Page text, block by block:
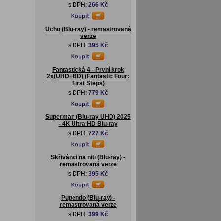
s DPH: 266 Kč
Ucho (Blu-ray) - remastrovaná
verze
s DPH: 395 Kč
Fantastická 4 - První krok
2x(UHD+BD) (Fantastic Four:
First Steps)
s DPH: 779 Kč
Superman (Blu-ray UHD) 2025
- 4K Ultra HD Blu-ray
s DPH: 727 Kč
Skřivánci na niti (Blu-ray) -
remastrovaná verze
s DPH: 395 Kč
Pupendo (Blu-ray) -
remastrovaná verze
s DPH: 399 Kč